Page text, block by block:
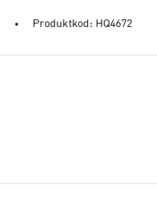
Produktkod: HQ4672